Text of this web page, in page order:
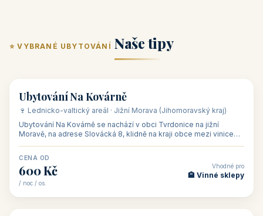
⭐ VYBRANÉ UBYTOVÁNÍ Naše tipy
🏡 penzion
Ubytování Na Kovárně
🍷 Lednicko-valtický areál · Jižní Morava (Jihomoravský kraj)
Ubytování Na Kovárně se nachází v obci Tvrdonice na jižní
Moravě, na adrese Slovácká 8, klidně na kraji obce mezi vinicemi,
CENA OD
600 Kč
/ noc / os.
Vhodné pro
🏨 Vinné sklepy